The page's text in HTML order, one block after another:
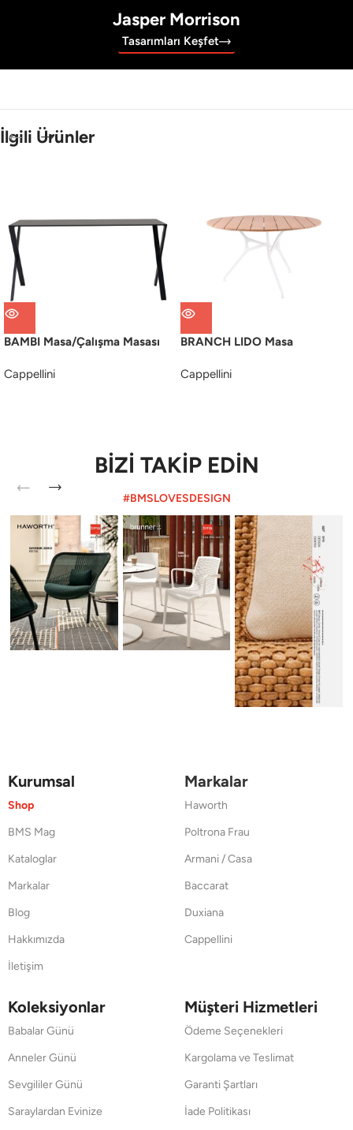
Jasper Morrison
Tasarımları Keşfet
İlgili Ürünler
BAMBI Masa/Çalışma Masası
Cappellini
BRANCH LIDO Masa
Cappellini
BİZİ TAKİP EDİN
#BMSLOVESDESIGN
Kurumsal
Shop
BMS Mag
Kataloglar
Markalar
Blog
Hakkımızda
İletişim
Markalar
Haworth
Poltrona Frau
Armani / Casa
Baccarat
Duxiana
Cappellini
Koleksiyonlar
Babalar Günü
Anneler Günü
Sevgililer Günü
Saraylardan Evinize
Müşteri Hizmetleri
Ödeme Seçenekleri
Kargolama ve Teslimat
Garanti Şartları
İade Politikası